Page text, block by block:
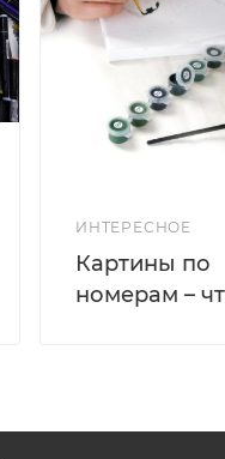
ИНТЕРЕСНОЕ
Картины по
номерам –